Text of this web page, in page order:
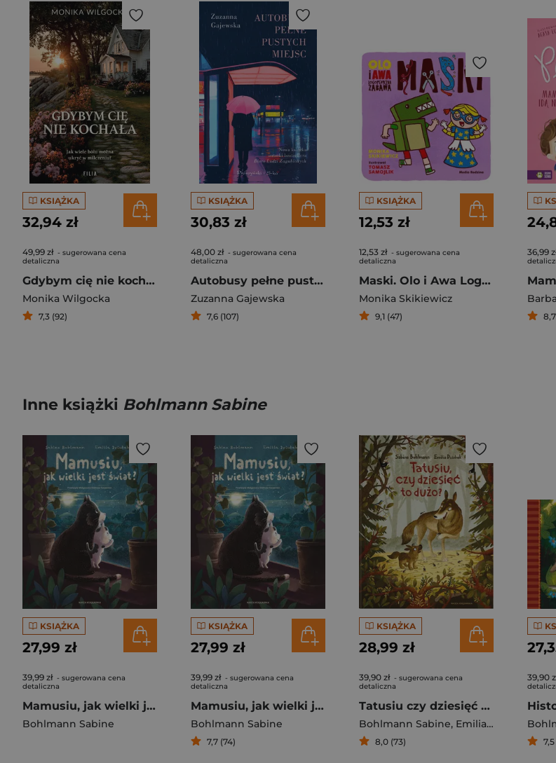
KSIĄŻKA
32,94 zł
49,99 zł - sugerowana cena
detaliczna
Gdybym cię nie kochała
Monika Wilgocka
7,3 (92)
KSIĄŻKA
30,83 zł
48,00 zł - sugerowana cena
detaliczna
Autobusy pełne pustych miejsc
Zuzanna Gajewska
7,6 (107)
KSIĄŻKA
12,53 zł
12,53 zł - sugerowana cena
detaliczna
Maski. Olo i Awa Logopedyczna zabawa
Monika Skikiewicz
9,1 (47)
36,99
Inne książki Bohlmann Sabine
KSIĄŻKA
27,99 zł
39,99 zł - sugerowana cena
detaliczna
Mamusiu, jak wielki jest świat?
Bohlmann Sabine
KSIĄŻKA
27,99 zł
39,99 zł - sugerowana cena
detaliczna
Mamusiu, jak wielki jest świat?
Bohlmann Sabine
7,7 (74)
KSIĄŻKA
28,99 zł
39,90 zł - sugerowana cena
detaliczna
Tatusiu czy dziesięć to dużo?
Bohlmann Sabine, Emilia Dziubak
8,0 (73)
39,90